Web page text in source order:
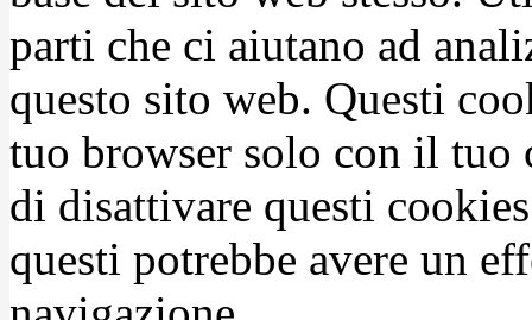
parti che ci aiutano ad
questo sito web. Questi
tuo browser solo con il tuo
di disattivare questi
questi potrebbe avere un